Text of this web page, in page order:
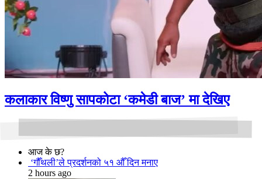
कलाकार विष्णु सापकोटा ‘कमेडी बाज’ मा देखिए
आज के छ?
‘गौँथली’ले प्रदर्शनको ५१ औँ दिन मनाए
2 hours ago